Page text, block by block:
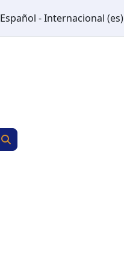
Español - Internacional ‎(es)‎
Buscar cursos
Buscar cursos